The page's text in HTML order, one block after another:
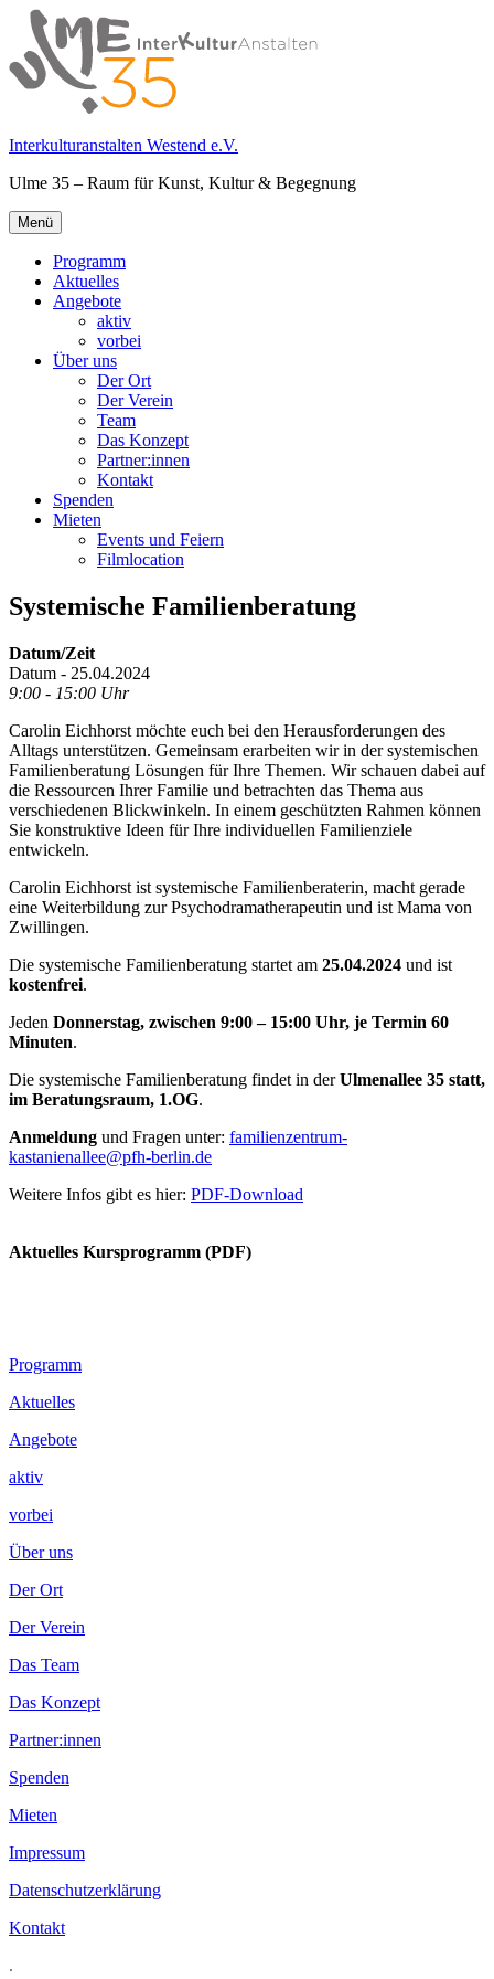
Springe
zum
Inhalt
Interkulturanstalten Westend e.V.
Ulme 35 – Raum für Kunst, Kultur & Begegnung
Primäres
Menü
Menü
Programm
Aktuelles
Angebote
aktiv
vorbei
Über uns
Der Ort
Der Verein
Team
Das Konzept
Partner:innen
Kontakt
Spenden
Mieten
Events und Feiern
Filmlocation
Systemische Familienberatung
Datum/Zeit
Datum - 25.04.2024
9:00 - 15:00 Uhr
Carolin Eichhorst möchte euch bei den Herausforderungen des
Alltags unterstützen. Gemeinsam erarbeiten wir in der systemischen
Familienberatung Lösungen für Ihre Themen. Wir schauen dabei auf
die Ressourcen Ihrer Familie und betrachten das Thema aus
verschiedenen Blickwinkeln. In einem geschützten Rahmen können
Sie konstruktive Ideen für Ihre individuellen Familienziele
entwickeln.
Carolin Eichhorst ist systemische Familienberaterin, macht gerade
eine Weiterbildung zur Psychodramatherapeutin und ist Mama von
Zwillingen.
Die systemische Familienberatung startet am 25.04.2024 und ist
kostenfrei.
Jeden Donnerstag, zwischen 9:00 – 15:00 Uhr, je Termin 60
Minuten.
Die systemische Familienberatung findet in derUlmenallee 35 statt,
im Beratungsraum, 1.OG.
Anmeldung und Fragen unter: familienzentrum-
kastanienallee@pfh-berlin.de
Weitere Infos gibt es hier: PDF-Download
Aktuelles Kursprogramm (PDF)
Footer
Inhalt
Programm
Aktuelles
Angebote
aktiv
vorbei
Über uns
Der Ort
Der Verein
Das Team
Das Konzept
Partner:innen
Spenden
Mieten
Impressum
Datenschutzerklärung
Kontakt
.